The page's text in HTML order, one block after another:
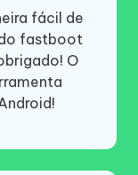
fácil de
fastboot
O
excelente
Android a
pode
que não
ele se
de
que já